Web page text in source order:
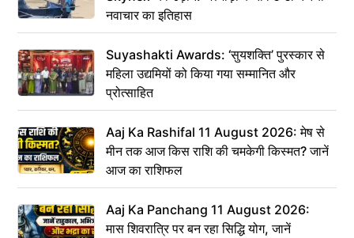
नवाचार का इतिहास
Suyashakti Awards: ‘सुयशक्ति’ पुरस्कार से
महिला उद्यमियों को किया गया सम्मानित और
प्रोत्साहित
Aaj Ka Rashifal 11 August 2026: मेष से
मीन तक आज किस राशि की चमकेगी किस्मत? जानें
आज का राशिफल
Aaj Ka Panchang 11 August 2026:
मास शिवरात्रि पर बन रहा सिद्धि योग, जानें